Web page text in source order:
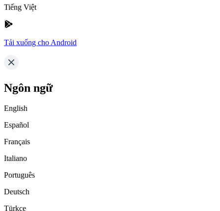
Tiếng Việt
Tải xuống cho Android
Ngôn ngữ
English
Español
Français
Italiano
Português
Deutsch
Türkçe